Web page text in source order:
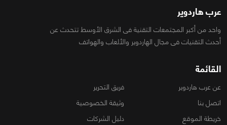
عرب هاردوير
واحد من أكبر المجتمعات التقنية فى الشرق الأوسط تتحدث عن
أحدث التقنيات فى مجال الهاردوير والألعاب والهواتف
القائمة
عن عرب هاردوير
فريق التحرير
اتصل بنا
وثيقة الخصوصية
خريطة الموقع
دليل الشركات